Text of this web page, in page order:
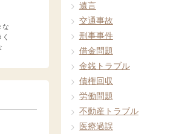
な
遺言
交通事故
刑事事件
借金問題
金銭トラブル
債権回収
労働問題
不動産トラブル
医療過誤